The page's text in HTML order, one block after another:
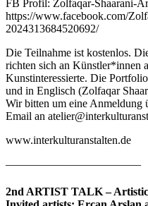
FB Profil: Zolfaqar-Shaarani-
https://www.facebook.com/
2024313684520692/
Die Teilnahme ist kostenlos.
richten sich an Künstler*innen
Kunstinteressierte. Die
und in Englisch (Zolfaqar
Wir bitten um eine Anmeldung
Email an
www.interkulturanstalten.de
————————————
2nd ARTIST TALK –